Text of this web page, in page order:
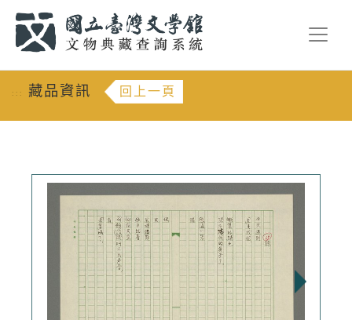
::: 藏品資訊 回上一頁